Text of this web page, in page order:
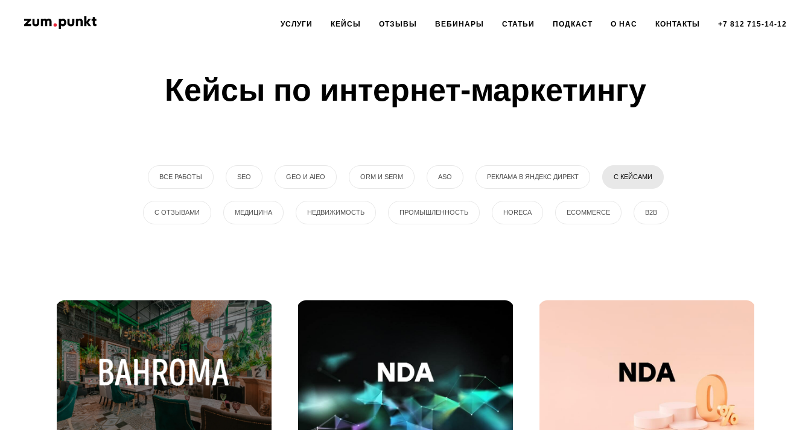
УСЛУГИ КЕЙСЫ ОТЗЫВЫ ВЕБИНАРЫ СТАТЬИ ПОДКАСТ О НАС КОНТАКТЫ +7 812 715-14-12
Кейсы по интернет-маркетингу
ВСЕ РАБОТЫ SEO GEO И AIEO ORM И SERM ASO РЕКЛАМА В ЯНДЕКС ДИРЕКТ С КЕЙСАМИ
С ОТЗЫВАМИ МЕДИЦИНА НЕДВИЖИМОСТЬ ПРОМЫШЛЕННОСТЬ HORECA ECOMMERCE B2B